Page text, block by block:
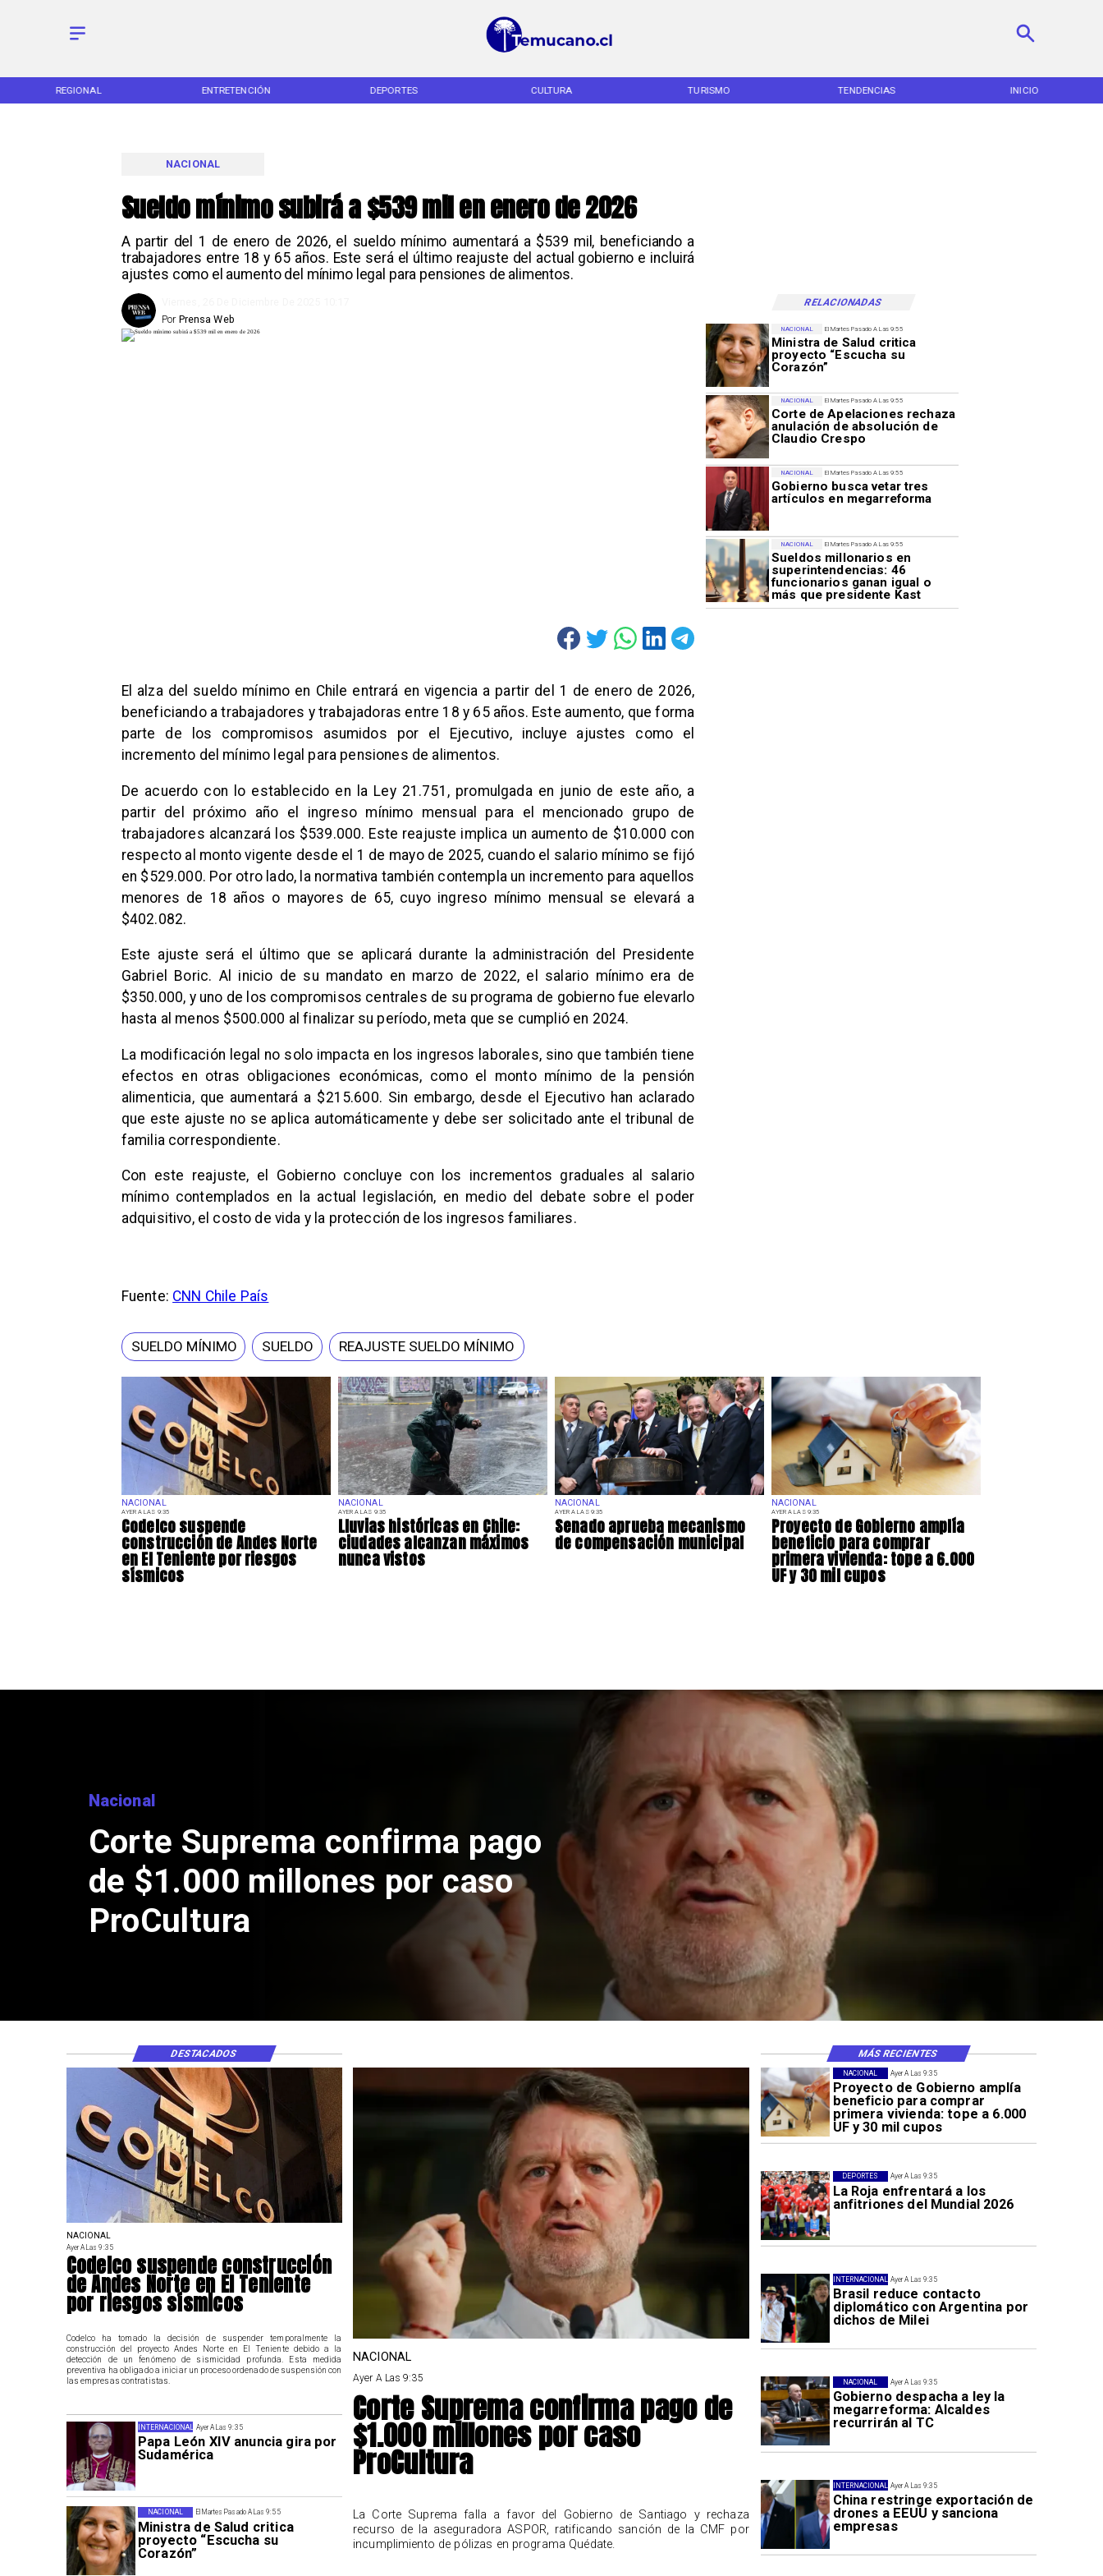
REGIONAL ENTRETENCIÓN DEPORTES CULTURA TURISMO TENDENCIAS INICIO
Sueldo mínimo subirá a $539 mil en enero de 2026
A partir del 1 de enero de 2026, el sueldo mínimo aumentará a $539 mil, beneficiando a
trabajadores entre 18 y 65 años. Este será el último reajuste del actual gobierno e incluirá
ajustes como el aumento del mínimo legal para pensiones de alimentos.
NACIONAL
RELACIONADAS
Prensa Web
Por
NACIONAL
AYER A LAS 9:35
Codelco suspende
construcción de Andes Norte
en El Teniente por riesgos
sísmicos
NACIONAL
AYER A LAS 9:35
Lluvias históricas en Chile:
ciudades alcanzan máximos
nunca vistos
NACIONAL
AYER A LAS 9:35
Senado aprueba mecanismo
de compensación municipal
NACIONAL
AYER A LAS 9:35
Proyecto de Gobierno amplía
beneficio para comprar
primera vivienda: tope a 6.000
UF y 30 mil cupos
El Martes Pasado A Las 9:55
Ministra de Salud critica
proyecto “Escucha su
Corazón”
NACIONAL
El Martes Pasado A Las 9:55
Corte de Apelaciones rechaza
anulación de absolución de
Claudio Crespo
NACIONAL
El Martes Pasado A Las 9:55
Gobierno busca vetar tres
artículos en megarreforma
NACIONAL
El Martes Pasado A Las 9:55
Sueldos millonarios en
superintendencias: 46
funcionarios ganan igual o
más que presidente Kast
NACIONAL
El alza del sueldo mínimo en Chile entrará en vigencia a partir del 1 de enero de 2026,
beneficiando a trabajadores y trabajadoras entre 18 y 65 años. Este aumento, que forma
parte de los compromisos asumidos por el Ejecutivo, incluye ajustes como el
incremento del mínimo legal para pensiones de alimentos.
De acuerdo con lo establecido en la Ley 21.751, promulgada en junio de este año, a
partir del próximo año el ingreso mínimo mensual para el mencionado grupo de
trabajadores alcanzará los $539.000. Este reajuste implica un aumento de $10.000 con
respecto al monto vigente desde el 1 de mayo de 2025, cuando el salario mínimo se fijó
en $529.000. Por otro lado, la normativa también contempla un incremento para aquellos
menores de 18 años o mayores de 65, cuyo ingreso mínimo mensual se elevará a
$402.082.
Este ajuste será el último que se aplicará durante la administración del Presidente
Gabriel Boric. Al inicio de su mandato en marzo de 2022, el salario mínimo era de
$350.000, y uno de los compromisos centrales de su programa de gobierno fue elevarlo
hasta al menos $500.000 al finalizar su período, meta que se cumplió en 2024.
La modificación legal no solo impacta en los ingresos laborales, sino que también tiene
efectos en otras obligaciones económicas, como el monto mínimo de la pensión
alimenticia, que aumentará a $215.600. Sin embargo, desde el Ejecutivo han aclarado
que este ajuste no se aplica automáticamente y debe ser solicitado ante el tribunal de
familia correspondiente.
Con este reajuste, el Gobierno concluye con los incrementos graduales al salario
mínimo contemplados en la actual legislación, en medio del debate sobre el poder
adquisitivo, el costo de vida y la protección de los ingresos familiares.
Fuente: CNN Chile País
SUELDO MÍNIMO SUELDO REAJUSTE SUELDO MÍNIMO
Nacional
Corte Suprema confirma pago
de $1.000 millones por caso
ProCultura
Ayer A Las 9:35
Proyecto de Gobierno amplía
beneficio para comprar
primera vivienda: tope a 6.000
UF y 30 mil cupos
NACIONAL
Ayer A Las 9:35
La Roja enfrentará a los
anfitriones del Mundial 2026
DEPORTES
Ayer A Las 9:35
Brasil reduce contacto
diplomático con Argentina por
dichos de Milei
INTERNACIONAL
Ayer A Las 9:35
Gobierno despacha a ley la
megarreforma: Alcaldes
recurrirán al TC
NACIONAL
Ayer A Las 9:35
China restringe exportación de
drones a EEUU y sanciona
empresas
INTERNACIONAL
Ayer A Las 9:35
Papa León XIV anuncia gira por
Sudamérica
INTERNACIONAL
El Martes Pasado A Las 9:55
Ministra de Salud critica
proyecto “Escucha su
Corazón”
NACIONAL
NACIONAL
Ayer A Las 9:35
Codelco suspende construcción
de Andes Norte en El Teniente
por riesgos sísmicos
Codelco ha tomado la decisión de suspender temporalmente la
construcción del proyecto Andes Norte en El Teniente debido a la
detección de un fenómeno de sismicidad profunda. Esta medida
preventiva ha obligado a iniciar un proceso ordenado de suspensión con
las empresas contratistas.
NACIONAL
Ayer A Las 9:35
Corte Suprema confirma pago de
$1.000 millones por caso
ProCultura
La Corte Suprema falla a favor del Gobierno de Santiago y rechaza
recurso de la aseguradora ASPOR, ratificando sanción de la CMF por
incumplimiento de pólizas en programa Quédate.
DESTACADOS MÁS RECIENTES